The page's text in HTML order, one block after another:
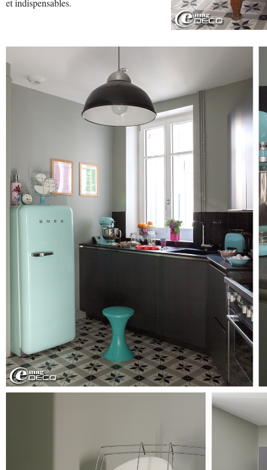
et indispensables.